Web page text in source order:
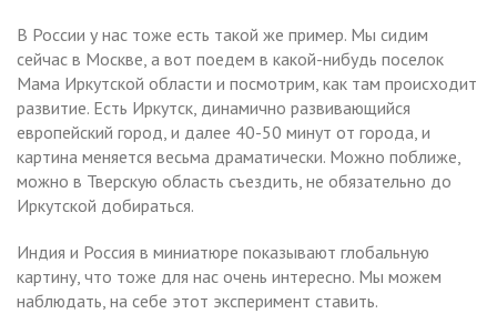
В России у нас тоже есть такой же пример. Мы сидим
сейчас в Москве, а вот поедем в какой-нибудь поселок
Мама Иркутской области и посмотрим, как там происходит
развитие. Есть Иркутск, динамично развивающийся
европейский город, и далее 40-50 минут от города, и
картина меняется весьма драматически. Можно поближе,
можно в Тверскую область съездить, не обязательно до
Иркутской добираться.
Индия и Россия в миниатюре показывают глобальную
картину, что тоже для нас очень интересно. Мы можем
наблюдать, на себе этот эксперимент ставить.